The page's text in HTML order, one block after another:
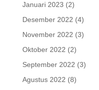
Januari 2023 (2)
Desember 2022 (4)
November 2022 (3)
Oktober 2022 (2)
September 2022 (3)
Agustus 2022 (8)